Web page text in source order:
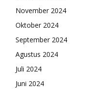
November 2024
Oktober 2024
September 2024
Agustus 2024
Juli 2024
Juni 2024